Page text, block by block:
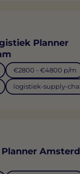
Planner
€2800 - €4800 p/m
logistiek-supply-